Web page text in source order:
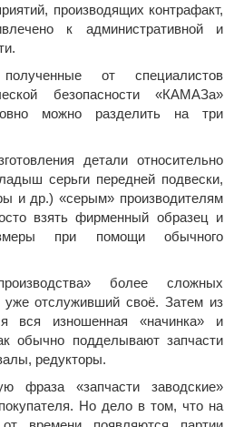
производящих контрафакт,
к административной и
от специалистов
безопасности «КАМАЗа»
можно разделить на три
детали относительно
серьги передней подвески,
и др.) «серым» производителям
взять фирменный образец и
при помощи обычного
более сложных
уже отслуживший своё. Затем из
вся изношенная «начинка» и
обычно подделывают запчасти
редукторы.
фраза «запчасти заводские»
Но дело в том, что на